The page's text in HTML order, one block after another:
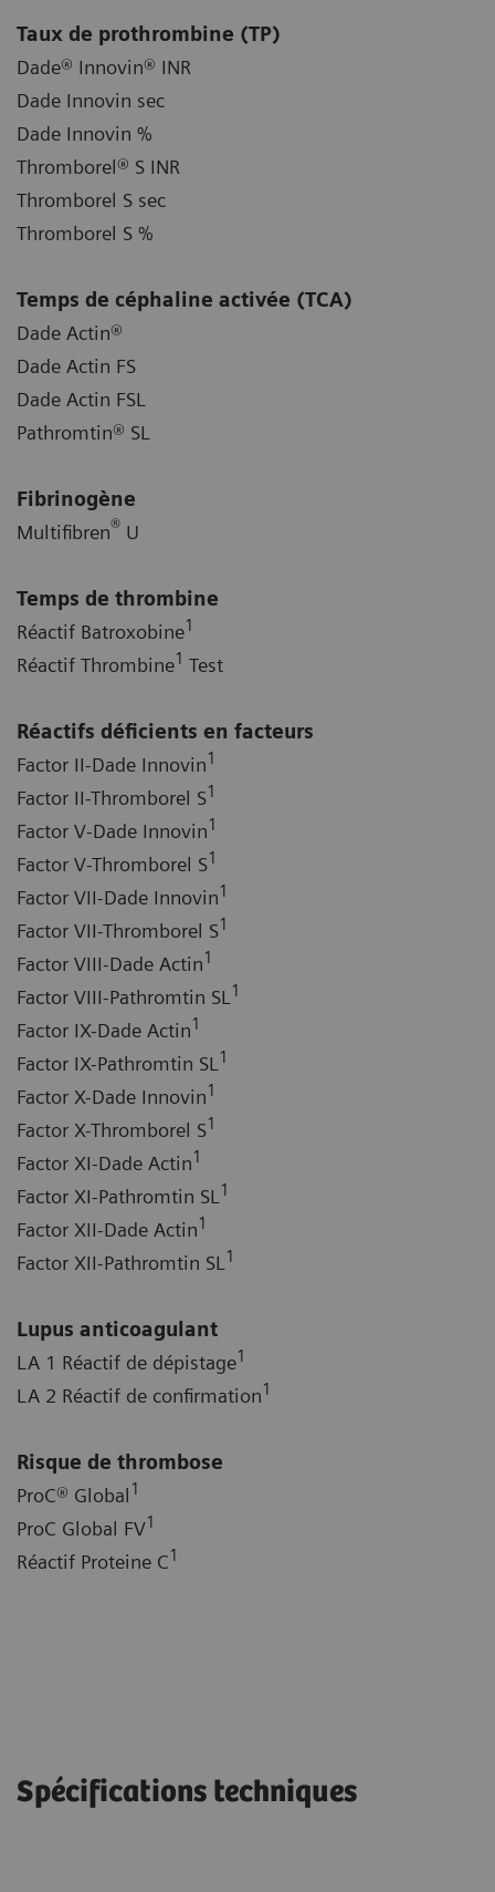
Taux de prothrombine (TP)
Dade® Innovin® INR
Dade Innovin sec
Dade Innovin %
Thromborel® S INR
Thromborel S sec
Thromborel S %
Temps de céphaline activée (TCA)
Dade Actin®
Dade Actin FS
Dade Actin FSL
Pathromtin® SL
Fibrinogène
Multifibren® U
Temps de thrombine
Réactif Batroxobine1
Réactif Thrombine1 Test
Réactifs déficients en facteurs
Factor II-Dade Innovin1
Factor II-Thromborel S1
Factor V-Dade Innovin1
Factor V-Thromborel S1
Factor VII-Dade Innovin1
Factor VII-Thromborel S1
Factor VIII-Dade Actin1
Factor VIII-Pathromtin SL1
Factor IX-Dade Actin1
Factor IX-Pathromtin SL1
Factor X-Dade Innovin1
Factor X-Thromborel S1
Factor XI-Dade Actin1
Factor XI-Pathromtin SL1
Factor XII-Dade Actin1
Factor XII-Pathromtin SL1
Lupus anticoagulant
LA 1 Réactif de dépistage1
LA 2 Réactif de confirmation1
Risque de thrombose
ProC® Global 1
ProC Global FV1
Réactif Proteine C1
Spécifications techniques